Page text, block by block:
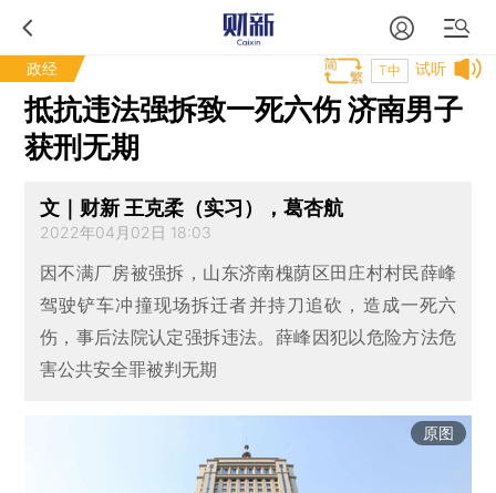
政经 试听
T中
抵抗违法强拆致一死六伤 济南男子
获刑无期
文｜财新 王克柔（实习），葛杏航
2022年04月02日 18:03
因不满厂房被强拆，山东济南槐荫区田庄村村民薛峰
驾驶铲车冲撞现场拆迁者并持刀追砍，造成一死六
伤，事后法院认定强拆违法。薛峰因犯以危险方法危
害公共安全罪被判无期
原图